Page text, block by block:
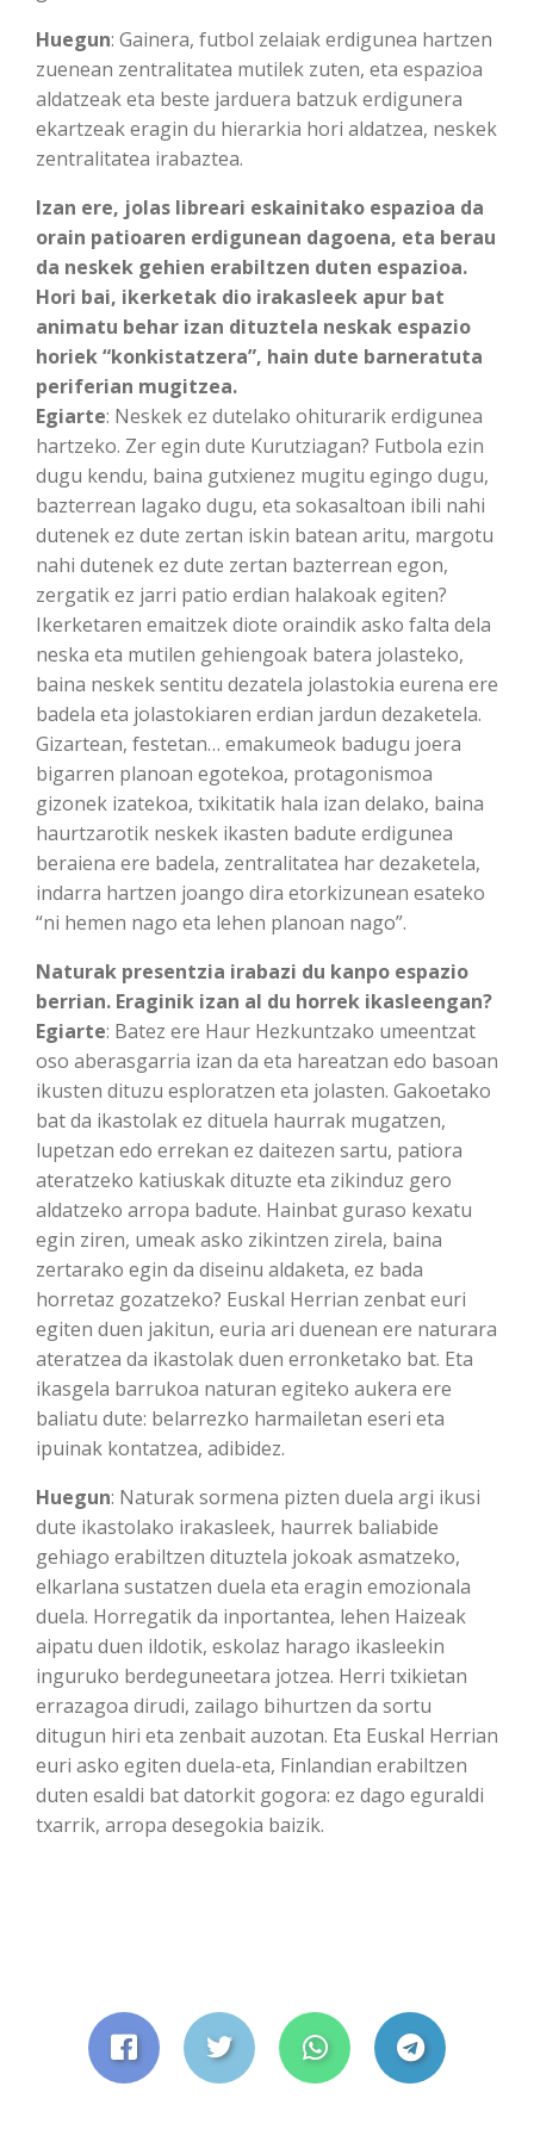
Huegun: Gainera, futbol zelaiak erdigunea hartzen
zuenean zentralitatea mutilek zuten, eta espazioa
aldatzeak eta beste jarduera batzuk erdigunera
ekartzeak eragin du hierarkia hori aldatzea, neskek
zentralitatea irabaztea.
Izan ere, jolas libreari eskainitako espazioa da
orain patioaren erdigunean dagoena, eta berau
da neskek gehien erabiltzen duten espazioa.
Hori bai, ikerketak dio irakasleek apur bat
animatu behar izan dituztela neskak espazio
horiek “konkistatzera”, hain dute barneratuta
periferian mugitzea.
Egiarte: Neskek ez dutelako ohiturarik erdigunea
hartzeko. Zer egin dute Kurutziagan? Futbola ezin
dugu kendu, baina gutxienez mugitu egingo dugu,
bazterrean lagako dugu, eta sokasaltoan ibili nahi
dutenek ez dute zertan iskin batean aritu, margotu
nahi dutenek ez dute zertan bazterrean egon,
zergatik ez jarri patio erdian halakoak egiten?
Ikerketaren emaitzek diote oraindik asko falta dela
neska eta mutilen gehiengoak batera jolasteko,
baina neskek sentitu dezatela jolastokia eurena ere
badela eta jolastokiaren erdian jardun dezaketela.
Gizartean, festetan… emakumeok badugu joera
bigarren planoan egotekoa, protagonismoa
gizonek izatekoa, txikitatik hala izan delako, baina
haurtzarotik neskek ikasten badute erdigunea
beraiena ere badela, zentralitatea har dezaketela,
indarra hartzen joango dira etorkizunean esateko
“ni hemen nago eta lehen planoan nago”.
Naturak presentzia irabazi du kanpo espazio
berrian. Eraginik izan al du horrek ikasleengan?
Egiarte: Batez ere Haur Hezkuntzako umeentzat
oso aberasgarria izan da eta hareatzan edo basoan
ikusten dituzu esploratzen eta jolasten. Gakoetako
bat da ikastolak ez dituela haurrak mugatzen,
lupetzan edo errekan ez daitezen sartu, patiora
ateratzeko katiuskak dituzte eta zikinduz gero
aldatzeko arropa badute. Hainbat guraso kexatu
egin ziren, umeak asko zikintzen zirela, baina
zertarako egin da diseinu aldaketa, ez bada
horretaz gozatzeko? Euskal Herrian zenbat euri
egiten duen jakitun, euria ari duenean ere naturara
ateratzea da ikastolak duen erronketako bat. Eta
ikasgela barrukoa naturan egiteko aukera ere
baliatu dute: belarrezko harmailetan eseri eta
ipuinak kontatzea, adibidez.
Huegun: Naturak sormena pizten duela argi ikusi
dute ikastolako irakasleek, haurrek baliabide
gehiago erabiltzen dituztela jokoak asmatzeko,
elkarlana sustatzen duela eta eragin emozionala
duela. Horregatik da inportantea, lehen Haizeak
aipatu duen ildotik, eskolaz harago ikasleekin
inguruko berdeguneetara jotzea. Herri txikietan
errazagoa dirudi, zailago bihurtzen da sortu
ditugun hiri eta zenbait auzotan. Eta Euskal Herrian
euri asko egiten duela-eta, Finlandian erabiltzen
duten esaldi bat datorkit gogora: ez dago eguraldi
txarrik, arropa desegokia baizik.